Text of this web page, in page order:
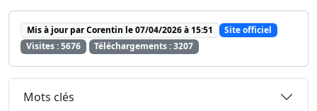
Mis à jour par Corentin le 07/04/2026 à 15:51
Site officiel
Visites : 5676
Téléchargements : 3207
Mots clés